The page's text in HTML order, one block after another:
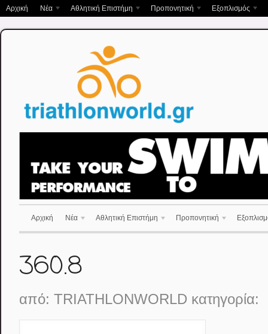
Αρχική Νέα Αθλητική Επιστήμη Προπονητική Εξοπλισμός
Αρχική Νέα Αθλητική Επιστήμη Προπονητική
360.8
από: TRIATHLONWORLD κατηγορία: